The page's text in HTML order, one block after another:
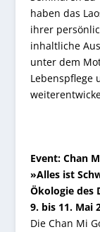
haben das
ihrer
inhaltliche
unter dem
Lebenspflege
Event: Chan
»Alles ist
Ökologie des
9. bis 11. Mai
Die Chan Mi